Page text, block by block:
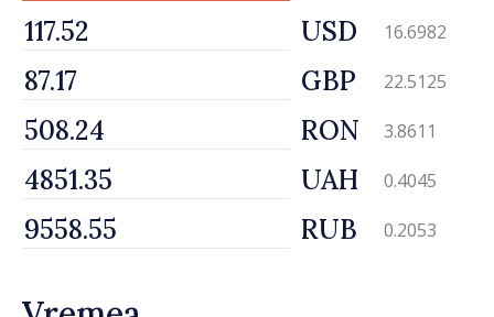
USD 16.6982
GBP 22.5125
RON 3.8611
UAH 0.4045
RUB 0.2053